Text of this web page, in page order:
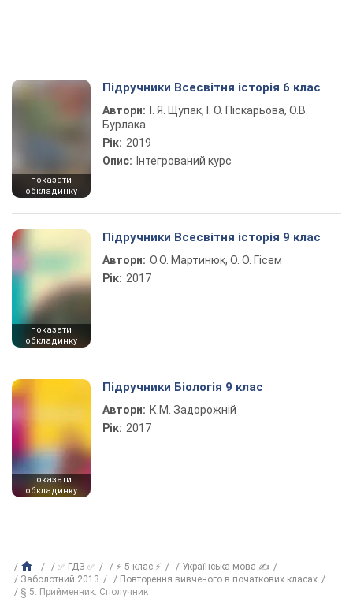
показати
обкладинку
Підручники Всесвітня історія 6 клас
Автори:
І. Я. Щупак, І. О. Піскарьова, О.В.
Бурлака
Рік: 2019
Опис: Інтегрований курс
показати
обкладинку
Підручники Всесвітня історія 9 клас
Автори: О.О. Мартинюк, О. О. Гісем
Рік: 2017
показати
обкладинку
Підручники Біологія 9 клас
Автори: К.М. Задорожній
Рік: 2017
✅ ГДЗ ✅ ⚡ 5 клас ⚡
Українська мова ✍
Заболотний 2013
Повторення вивченого в початкових класах
§ 5. Прийменник. Сполучник